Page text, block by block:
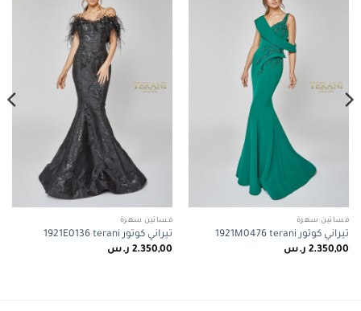
فساتين سهرة
تيراني كوتور 1921M0476 terani
2.350,00 ر.س
فساتين سهرة
تيراني كوتور 1921E0136 terani
2.350,00 ر.س